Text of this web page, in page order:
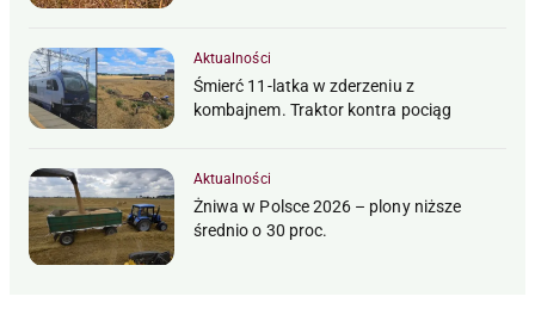
Aktualności
Śmierć 11-latka w zderzeniu z
kombajnem. Traktor kontra pociąg
Aktualności
Żniwa w Polsce 2026 – plony niższe
średnio o 30 proc.